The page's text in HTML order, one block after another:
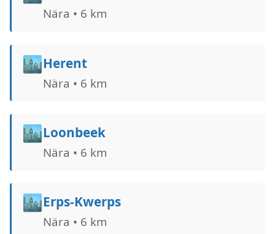
Nära • 6 km
🏙️Herent
Nära • 6 km
🏙️Loonbeek
Nära • 6 km
🏙️Erps-Kwerps
Nära • 6 km